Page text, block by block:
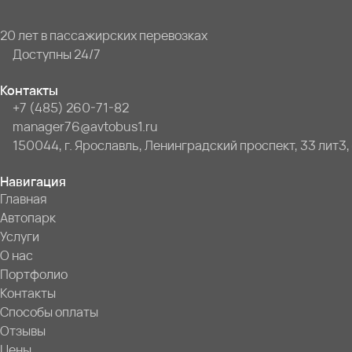
20 лет в пассажирских перевозках
Доступны 24/7
Контакты
+7 (485) 260-71-82
manager76@avtobus1.ru
150044, г. Ярославль, Ленинградский проспект, 33 лит3,
Навигация
Главная
Автопарк
Услуги
О нас
Портфолио
Контакты
Способы оплаты
Отзывы